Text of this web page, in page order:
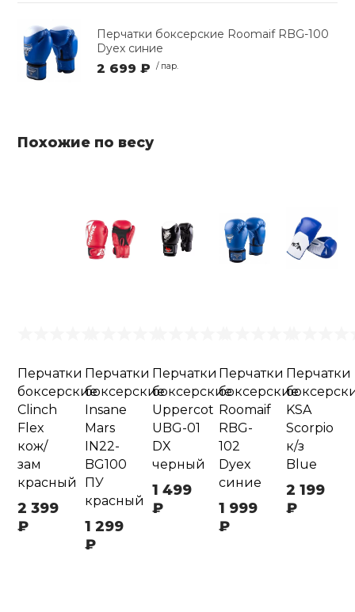
Перчатки боксерские Roomaif RBG-100
Dyex синие
2 699 ₽ / пар.
Похожие по весу
Перчатки
боксерские
Clinch
Flex
кож/
зам
красный
2 399
₽
Перчатки
боксерские
Insane
Mars
IN22-
BG100
ПУ
красный
1 299
₽
Перчатки
боксерские
Uppercot
UBG-01
DX
черный
1 499
₽
Перчатки
боксерские
Roomaif
RBG-
102
Dyex
синие
1 999
₽
Перчатки
KSA
Scorpio
к/з
Blue
2 199
₽